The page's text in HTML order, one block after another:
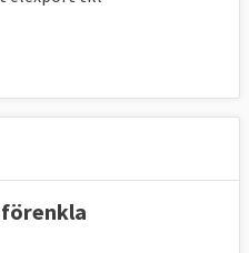
förenkla